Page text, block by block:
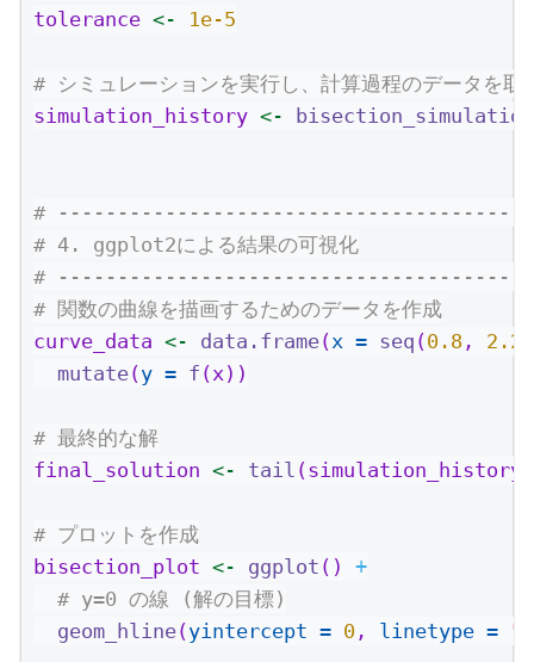
tolerance <- 1e-5
# シミュレーションを実行し、計算過程のデータを取
simulation_history <- bisection_simulation
#
# 4. ggplot2による結果の可視化
#
# 関数の曲線を描画するためのデータを作成
curve_data <- data.frame(x = seq (0.8 , 2.2
mutate(y = f (x))
# 最終的な解
final_solution <- tail
# プロットを作成
bisection_plot <- ggplot () +
# y=0 の線 (解の目標)
geom_hline(yintercept = 0 , linetype =